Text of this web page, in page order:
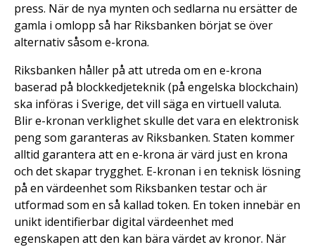
press. När de nya mynten och sedlarna nu ersätter de
gamla i omlopp så har Riksbanken börjat se över
alternativ såsom e-krona.
Riksbanken håller på att utreda om en e-krona
baserad på blockkedjeteknik (på engelska blockchain)
ska införas i Sverige, det vill säga en virtuell valuta.
Blir e-kronan verklighet skulle det vara en elektronisk
peng som garanteras av Riksbanken. Staten kommer
alltid garantera att en e-krona är värd just en krona
och det skapar trygghet. E-kronan i en teknisk lösning
på en värdeenhet som Riksbanken testar och är
utformad som en så kallad token. En token innebär en
unikt identifierbar digital värdeenhet med
egenskapen att den kan bära värdet av kronor. När